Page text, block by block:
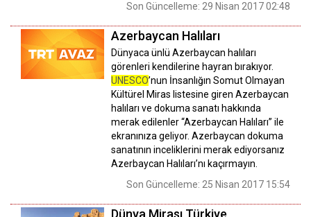
Son Güncelleme: 29 Nisan 2017 02:48
Azerbaycan Halıları
Dünyaca ünlü Azerbaycan halıları
görenleri kendilerine hayran bırakıyor.
UNESCO’nun İnsanlığın Somut Olmayan
Kültürel Miras listesine giren Azerbaycan
halıları ve dokuma sanatı hakkında
merak edilenler “Azerbaycan Halıları” ile
ekranınıza geliyor. Azerbaycan dokuma
sanatının inceliklerini merak ediyorsanız
Azerbaycan Halıları’nı kaçırmayın.
Son Güncelleme: 25 Nisan 2017 15:54
Dünya Mirası Türkiye